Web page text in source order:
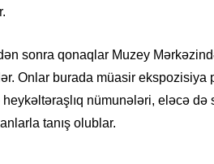
sonra qonaqlar Muzey
Onlar burada müasir
heykəltəraşlıq nümunələri, eləcə də
tanış olublar.